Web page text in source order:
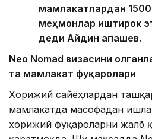
мамлакатлардан
меҳмонлар иштирок
деди Айдин Қапашев.
Neo Nomad визасини
та мамлакат фуқаролари
Хорижий сайёҳлардан
мамлакатда масофадан
хорижий фуқароларни жалб